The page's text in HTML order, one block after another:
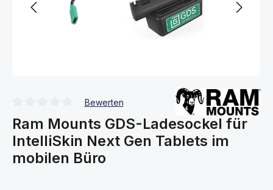
Durchschnittliche Bewertung von 0 von 5 Sternen
Bewerten
Ram Mounts GDS-Ladesockel für
IntelliSkin Next Gen Tablets im
mobilen Büro